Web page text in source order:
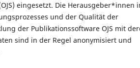
eingesetzt. Die Herausgeber*innen
und der Qualität der
der Publikationssoftware OJS mit
sind in der Regel anonymisiert und